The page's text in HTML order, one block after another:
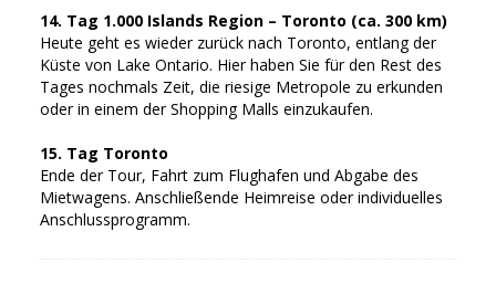
14. Tag 1.000 Islands Region – Toronto (ca. 300 km)
Heute geht es wieder zurück nach Toronto, entlang der
Küste von Lake Ontario. Hier haben Sie für den Rest des
Tages nochmals Zeit, die riesige Metropole zu erkunden
oder in einem der Shopping Malls einzukaufen.
15. Tag Toronto
Ende der Tour, Fahrt zum Flughafen und Abgabe des
Mietwagens. Anschließende Heimreise oder individuelles
Anschlussprogramm.